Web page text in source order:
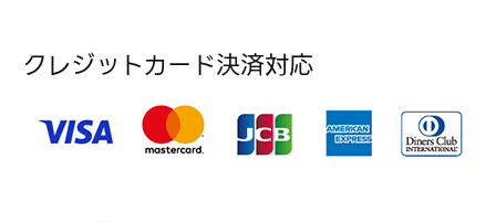
クレジットカード決済対応